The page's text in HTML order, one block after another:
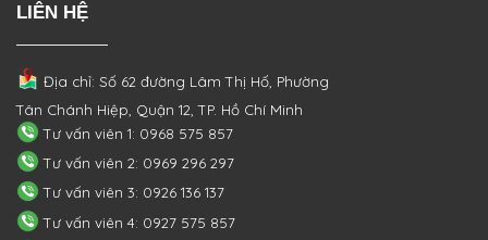
LIÊN HỆ
Địa chỉ: Số 62 đường Lâm Thị Hố, Phường
Tân Chánh Hiệp, Quận 12, TP. Hồ Chí Minh
Tư vấn viên 1: 0968 575 857
Tư vấn viên 2: 0969 296 297
Tư vấn viên 3: 0926 136 137
Tư vấn viên 4: 0927 575 857